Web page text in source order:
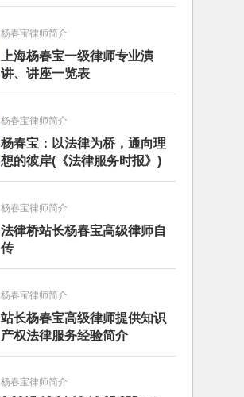
杨春宝律师简介
上海杨春宝一级律师专业演
讲、讲座一览表
杨春宝律师简介
杨春宝：以法律为桥，通向理
想的彼岸(《法律服务时报》)
杨春宝律师简介
法律桥站长杨春宝高级律师自
传
杨春宝律师简介
站长杨春宝高级律师提供知识
产权法律服务经验简介
杨春宝律师简介